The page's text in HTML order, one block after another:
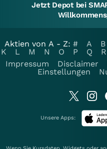
Jetzt Depot bei
Aktien von A - Z: # A B
K
L M N O P Q R
Impressum
Disclaimer
Einstellungen
Unsere Apps: